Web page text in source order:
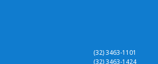
(32) 3463-1101
(32) 3463-1424